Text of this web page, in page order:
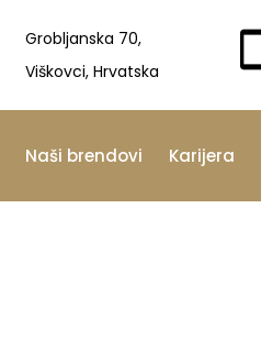
Grobljanska 70,
Viškovci, Hrvatska
Naši brendovi Karijera